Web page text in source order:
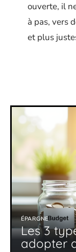
ouverte, il
à pas, vers
et plus
ÉPARGNE
Les 3
adopter